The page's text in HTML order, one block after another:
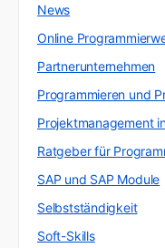
News
Online
Partnerunternehmen
Programmieren und
Projektmanagement
Ratgeber für
SAP und SAP Module
Selbstständigkeit
Soft-Skills